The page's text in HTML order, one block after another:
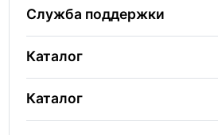
Служба поддержки
Каталог
Каталог